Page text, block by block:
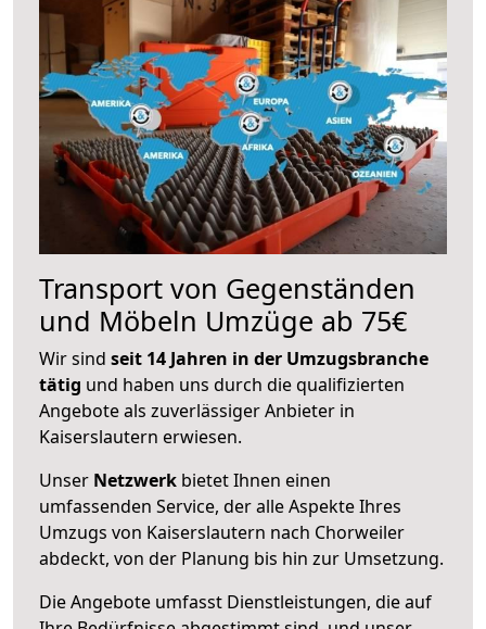
Transport von Gegenständen
und Möbeln Umzüge ab 75€
Wir sind seit 14 Jahren in der Umzugsbranche
tätig und haben uns durch die qualifizierten
Angebote als zuverlässiger Anbieter in
Kaiserslautern erwiesen.
Unser Netzwerk bietet Ihnen einen
umfassenden Service, der alle Aspekte Ihres
Umzugs von Kaiserslautern nach Chorweiler
abdeckt, von der Planung bis hin zur Umsetzung.
Die Angebote umfasst Dienstleistungen, die auf